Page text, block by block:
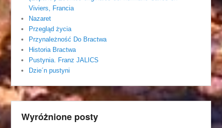
Viviers, Francia
Nazaret
Przegląd życia
Przynależność Do Bractwa
Historia Bractwa
Pustynia. Franz JALICS
Dzie´n pustyni
Wyróżnione posty